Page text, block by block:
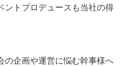
ントプロデュースも当社の得
の企画や運営に悩む幹事様へ